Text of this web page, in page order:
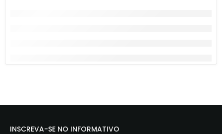
INSCREVA-SE NO INFORMATIVO